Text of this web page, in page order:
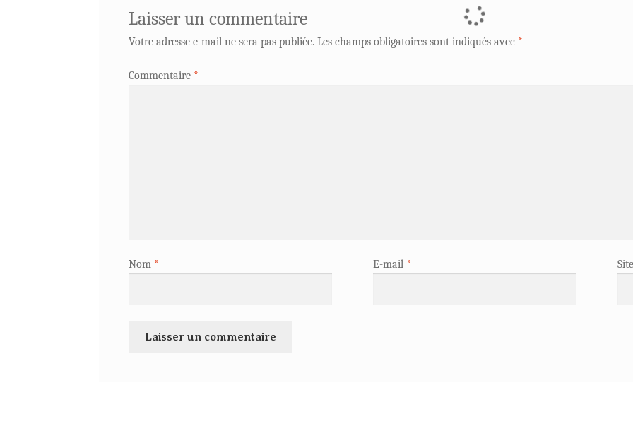
Laisser un commentaire
Votre adresse e-mail ne sera pas publiée. Les champs obligatoires sont indiqués avec *
Commentaire *
Nom * E-mail *